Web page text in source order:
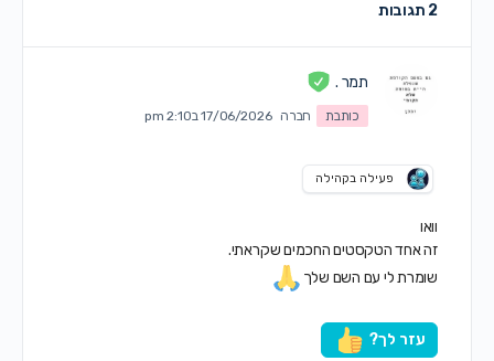
2 תגובות
תמר .
כותבת חברה 17/06/2026 ב2:10 pm
פעילה בקהילה
וואו
זה אחד הטקסטים החכמים שקראתי.
שומרת לי עם השם שלך
עזר לך?